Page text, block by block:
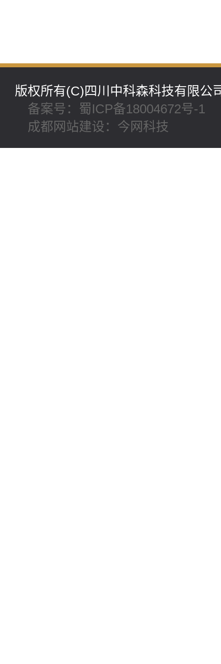
版权所有(C)四川中科森科技有限
备案号：蜀ICP备18004672号-1
成都网站建设：今网科技